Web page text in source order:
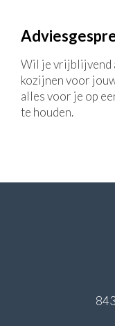
Wil je vrijblijvend
kozijnen voor
alles voor je op
te houden.